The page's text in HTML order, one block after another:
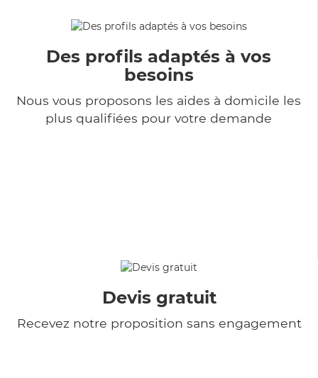
Des profils adaptés à vos
besoins
Nous vous proposons les aides à domicile les
plus qualifiées pour votre demande
Devis gratuit
Recevez notre proposition sans engagement